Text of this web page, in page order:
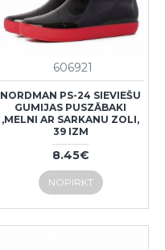
606921
NORDMAN PS-24 SIEVIEŠU
GUMIJAS PUSZĀBAKI
,MELNI AR SARKANU ZOLI,
39 IZM
8.45€
NOPIRKT